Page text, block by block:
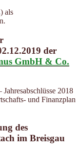
als
der
GmbH & Co.
Jahresabschlüsse 2018
und Finanzplan
des
im Breisgau